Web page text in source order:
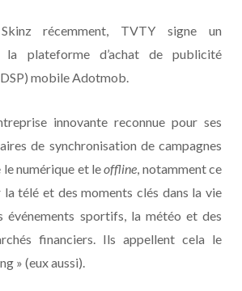
récemment, TVTY signe un
la plateforme d’achat de publicité
mobile Adotmob.
innovante reconnue pour ses
de synchronisation de campagnes
numérique et leoffline, notamment ce
télé et des moments clés dans la vie
événements sportifs, la météo et des
financiers. Ils appellent cela le
» (eux aussi).